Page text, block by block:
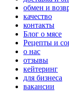
обмен и
качество
контакты
Блог о мясе
Рецепты и
о нас
отзывы
кейтеринг
для бизнеса
вакансии